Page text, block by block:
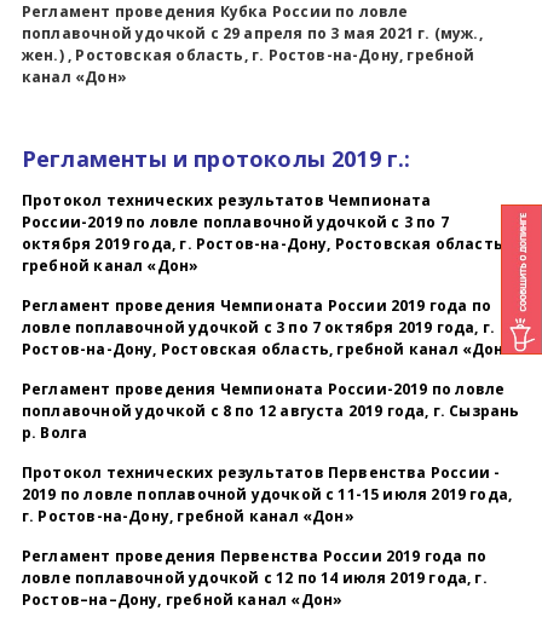
Регламент проведения Кубка России по ловле
поплавочной удочкой с 29 апреля по 3 мая 2021 г. (муж.,
жен.) , Ростовская область, г. Ростов-на-Дону, гребной
канал «Дон»
Регламенты и протоколы 2019 г.:
Протокол технических результатов Чемпионата
России-2019 по ловле поплавочной удочкой с 3 по 7
октября 2019 года, г. Ростов-на-Дону, Ростовская область,
гребной канал «Дон»
Регламент проведения Чемпионата России 2019 года по
ловле поплавочной удочкой с 3 по 7 октября 2019 года, г.
Ростов-на-Дону, Ростовская область, гребной канал «Дон»
Регламент проведения Чемпионата России-2019 по ловле
поплавочной удочкой с 8 по 12 августа 2019 года, г. Сызрань
р. Волга
Протокол технических результатов Первенства России -
2019 по ловле поплавочной удочкой с 11-15 июля 2019 года,
г. Ростов-на-Дону, гребной канал «Дон»
Регламент проведения Первенства России 2019 года по
ловле поплавочной удочкой с 12 по 14 июля 2019 года, г.
Ростов–на–Дону, гребной канал «Дон»